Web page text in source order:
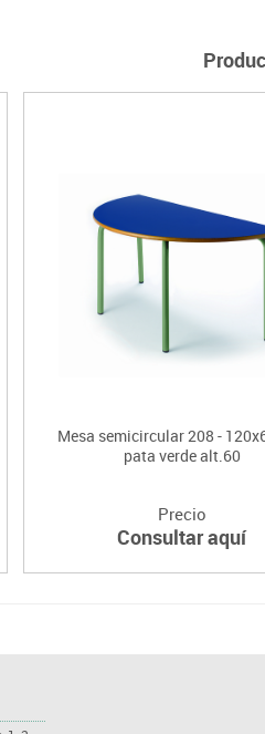
Mesa semicircular 208 -
pata verde alt.60
Precio
Consultar aquí